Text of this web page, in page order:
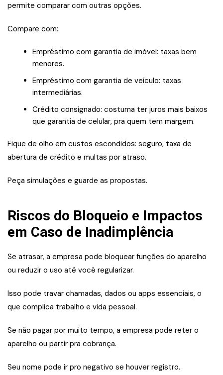
permite comparar com outras opções.
Compare com:
Empréstimo com garantia de imóvel: taxas bem
menores.
Empréstimo com garantia de veículo: taxas
intermediárias.
Crédito consignado: costuma ter juros mais baixos
que garantia de celular, pra quem tem margem.
Fique de olho em custos escondidos: seguro, taxa de
abertura de crédito e multas por atraso.
Peça simulações e guarde as propostas.
Riscos do Bloqueio e Impactos
em Caso de Inadimplência
Se atrasar, a empresa pode bloquear funções do aparelho
ou reduzir o uso até você regularizar.
Isso pode travar chamadas, dados ou apps essenciais, o
que complica trabalho e vida pessoal.
Se não pagar por muito tempo, a empresa pode reter o
aparelho ou partir pra cobrança.
Seu nome pode ir pro negativo se houver registro.